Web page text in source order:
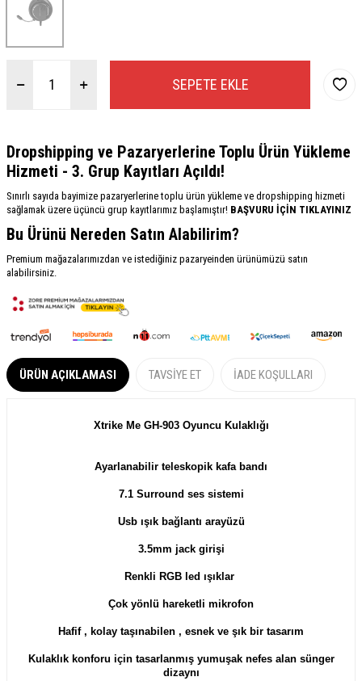
SEPETE EKLE
Dropshipping ve Pazaryerlerine Toplu Ürün Yükleme
Hizmeti - 3. Grup Kayıtları Açıldı!
Sınırlı sayıda bayimize pazaryerlerine toplu ürün yükleme ve dropshipping hizmeti
sağlamak üzere üçüncü grup kayıtlarımız başlamıştır! BAŞVURU İÇİN TIKLAYINIZ
Bu Ürünü Nereden Satın Alabilirim?
Premium mağazalarımızdan ve istediğiniz pazaryeinden ürünümüzü satın
alabilirsiniz.
ÜRÜN AÇIKLAMASI TAVSIYE ET İADE KOŞULLARI
Xtrike Me GH-903 Oyuncu Kulaklığı
Ayarlanabilir teleskopik kafa bandı
7.1 Surround ses sistemi
Usb ışık bağlantı arayüzü
3.5mm jack girişi
Renkli RGB led ışıklar
Çok yönlü hareketli mikrofon
Hafif , kolay taşınabilen , esnek ve şık bir tasarım
Kulaklık konforu için tasarlanmış yumuşak nefes alan sünger
dizaynı